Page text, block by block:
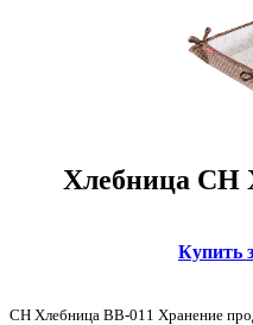
Хлебница CH
Купить
CH Хлебница ВВ-011 Хранение